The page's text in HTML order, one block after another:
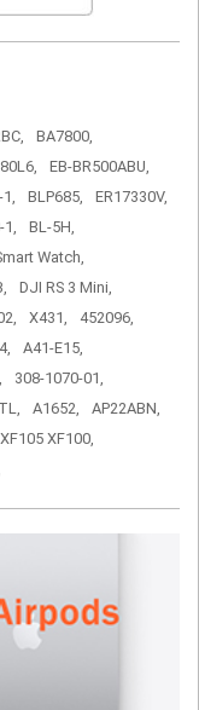
BA7800,
EB-BR500ABU,
BLP685,
ER17330V,
1,
BL-5H,
Watch,
DJI RS 3 Mini,
X431,
452096,
A41-E15,
308-1070-01,
A1652,
AP22ABN,
XF100,